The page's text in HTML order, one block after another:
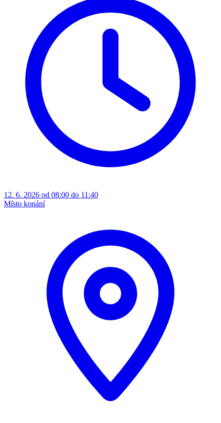
12. 6. 2026 od 08:00 do 11:40
Místo konání